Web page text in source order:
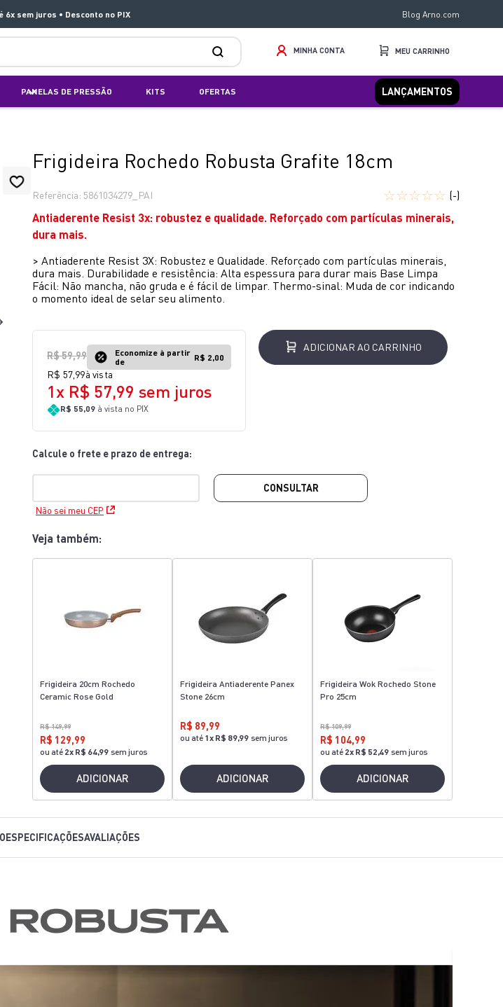
6x sem juros • Desconto no PIX Blog Arno.com
MINHA CONTA
PANELAS DE PRESSÃO KITS OFERTAS LANÇAMENTOS
Frigideira Rochedo Robusta Grafite 18cm
Referência: 5861034279_PAI ☆☆☆☆☆ (-)
Antiaderente Resist 3x: robustez e qualidade. Reforçado com partículas minerais,
dura mais.
> Antiaderente Resist 3X: Robustez e Qualidade. Reforçado com partículas minerais,
dura mais. Durabilidade e resistência: Alta espessura para durar mais Base Limpa
Fácil: Não mancha, não gruda e é fácil de limpar. Thermo-sinal: Muda de cor indicando
o momento ideal de selar seu alimento.
R$59,99
Economize à partir
de
R$ 2,00
R$ 57 99à vista
1x R$ 57,99 sem juros
R$ 55,09 à vista no PIX
ADICIONAR AO CARRINHO
Não sei meu CEP
CONSULTAR
Veja também:
Frigideira 20cm Rochedo
Ceramic Rose Gold
R$ 149,99
R$ 129,99
ou até 2x R$ 64,99 sem juros
ADICIONAR
Frigideira Antiaderente Panex
Stone 26cm
R$ 89,99
ou até 1x R$ 89,99 sem juros
ADICIONAR
Frigideira Wok Rochedo Stone
Pro 25cm
R$ 109,99
R$ 104,99
ou até 2x R$ 52,49 sem juros
ADICIONAR
ESPECIFICAÇÕESAVALIAÇÕES